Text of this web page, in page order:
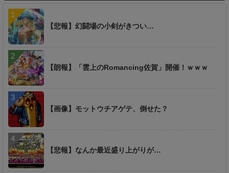
【悲報】幻闘場の小剣がきつい…
【朗報】「雲上のRomancing佐賀」開催！ｗｗｗ
【画像】モットウチアゲテ、倒せた？
【悲報】なんか最近盛り上がりが…